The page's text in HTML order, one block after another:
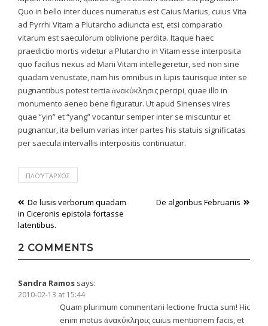
Quo in bello inter duces numeratus est Caius Marius, cuius Vita
ad Pyrrhi Vitam a Plutarcho adiuncta est, etsi comparatio
vitarum est saeculorum oblivione perdita. Itaque haec
praedictio mortis videtur a Plutarcho in Vitam esse interposita
quo facilius nexus ad Marii Vitam intellegeretur, sed non sine
quadam venustate, nam his omnibus in lupis taurisque inter se
pugnantibus potest tertia ἀνακύκλησις percipi, quae illo in
monumento aeneo bene figuratur. Ut apud Sinenses vires
quae “yin” et “yang” vocantur semper inter se miscuntur et
pugnantur, ita bellum varias inter partes his statuis significatas
per saecula intervallis interpositis continuatur.
ΠΛΟΎΤΑΡΧΟΣ
Post
navigation
De lusis verborum quadam
in Ciceronis epistola fortasse
latentibus.
De algoribus Februariis
2 COMMENTS
Sandra Ramos says:
2010-02-13 at 15:44
Quam plurimum commentarii lectione fructa sum! Hic
enim motus ἀνακύκλησις cuius mentionem facis, et